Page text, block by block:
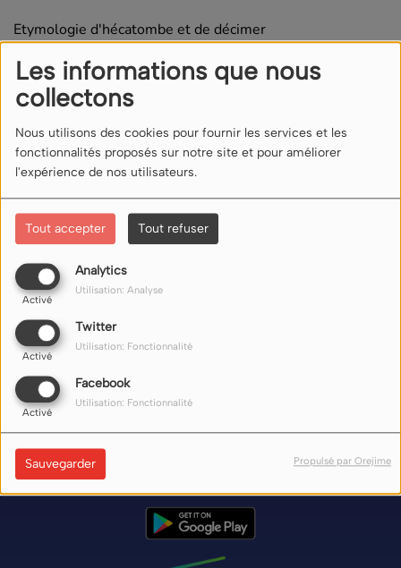
Les informations que nous
collectons
Nous utilisons des cookies pour fournir les services et les
fonctionnalités proposés sur notre site et pour améliorer
l'expérience de nos utilisateurs.
Tout accepter Tout refuser
Analytics
Activé
Utilisation: Analyse
Twitter
Activé
Utilisation: Fonctionnalité
Facebook
Activé
Utilisation: Fonctionnalité
Sauvegarder Propulsé par Orejime
Etymologie d'hécatombe et de décimer
Croque-mort
Commentaires(0)
SE CONNECTER
NOUS ÉCOUTER
Nos liens d'écoute (flux) sur internet ici